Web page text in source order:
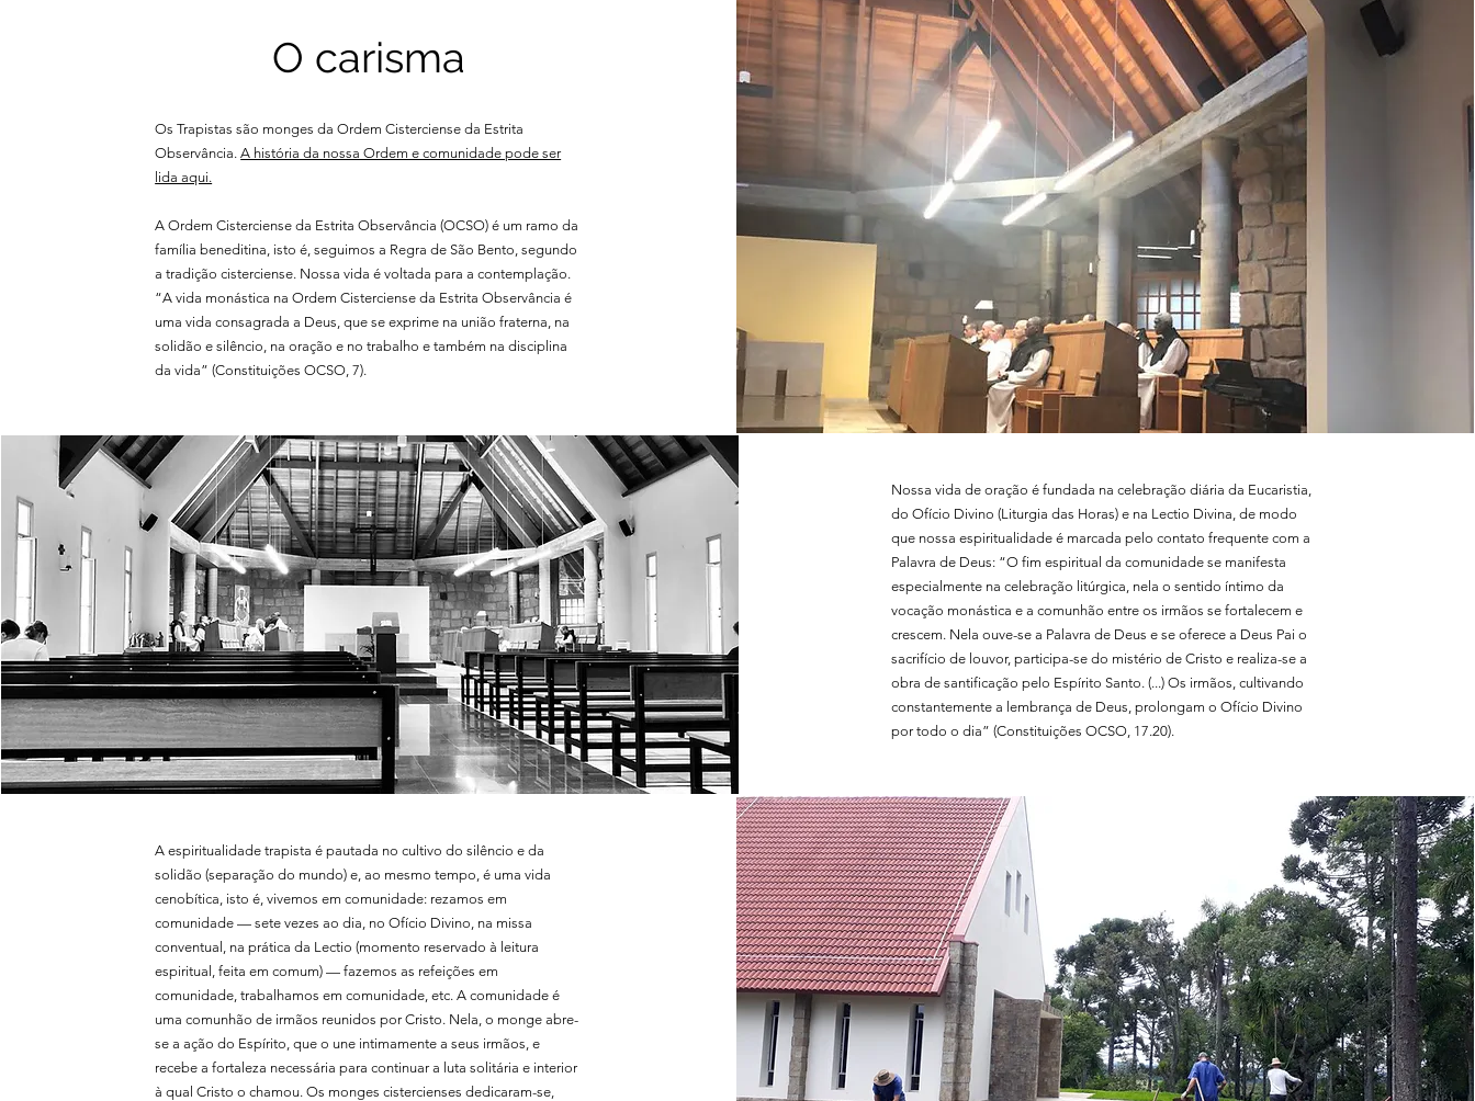
O carisma
Os Trapistas são monges da Ordem Cisterciense da Estrita
Observância.A história da nossa Ordem e comunidade pode ser
lida aqui.
A Ordem Cisterciense da Estrita Observância (OCSO) é um ramo da
família beneditina, isto é, seguimos a Regra de São Bento, segundo
a tradição cisterciense. Nossa vida é voltada para a contemplação.
“A vida monástica na Ordem Cisterciense da Estrita Observância é
uma vida consagrada a Deus, que se exprime na união fraterna, na
solidão e silêncio, na oração e no trabalho e também na disciplina
da vida” (Constituições OCSO, 7).
Nossa vida de oração é fundada na celebração diária da Eucaristia,
do Ofício Divino (Liturgia das Horas) e na Lectio Divina, de modo
que nossa espiritualidade é marcada pelo contato frequente com a
Palavra de Deus: “O fim espiritual da comunidade se manifesta
especialmente na celebração litúrgica, nela o sentido íntimo da
vocação monástica e a comunhão entre os irmãos se fortalecem e
crescem. Nela ouve-se a Palavra de Deus e se oferece a Deus Pai o
sacrifício de louvor, participa-se do mistério de Cristo e realiza-se a
obra de santificação pelo Espírito Santo. (...) Os irmãos, cultivando
constantemente a lembrança de Deus, prolongam o Ofício Divino
por todo o dia” (Constituições OCSO, 17.20).
A espiritualidade trapista é pautada no cultivo do silêncio e da
solidão (separação do mundo) e, ao mesmo tempo, é uma vida
cenobítica, isto é, vivemos em comunidade: rezamos em
comunidade — sete vezes ao dia, no Ofício Divino, na missa
conventual, na prática da Lectio (momento reservado à leitura
espiritual, feita em comum) — fazemos as refeições em
comunidade, trabalhamos em comunidade, etc. A comunidade é
uma comunhão de irmãos reunidos por Cristo. Nela, o monge abre-
se a ação do Espírito, que o une intimamente a seus irmãos, e
recebe a fortaleza necessária para continuar a luta solitária e interior
à qual Cristo o chamou. Os monges cistercienses dedicaram-se,